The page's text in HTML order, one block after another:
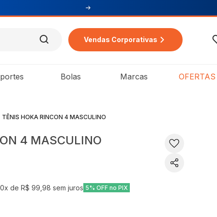
Vendas Corporativas
Bolas Marcas OFERTAS
TÊNIS HOKA RINCON 4 MASCULINO
4 MASCULINO
x deR$ 99,98 sem juros 5% OFF no PIX